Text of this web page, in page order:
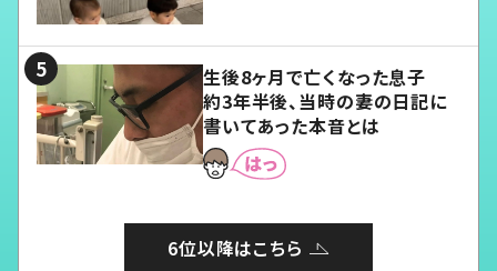
生後8ヶ月で亡くなった息子
約3年半後、当時の妻の日記に
書いてあった本音とは
6位以降はこちら